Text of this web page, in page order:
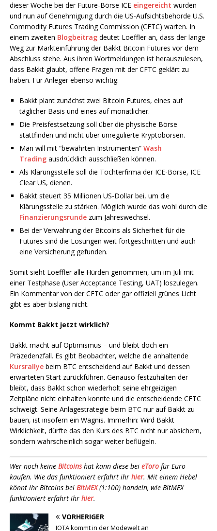
dieser Woche bei der Future-Börse ICE eingereicht wurden
und nun auf Genehmigung durch die US-Aufsichtsbehörde U.S.
Commodity Futures Trading Commission (CFTC) warten. In
einem zweiten Blogbeitrag deutet Loeffler an, dass der lange
Weg zur Markteinführung der Bakkt Bitcoin Futures vor dem
Abschluss stehe. Aus ihren Wortmeldungen ist herauszulesen,
dass Bakkt glaubt, offene Fragen mit der CFTC geklärt zu
haben. Für Anleger ebenso wichtig:
Bakkt plant zunächst zwei Bitcoin Futures, eines auf
täglicher Basis und eines auf monatlicher.
Die Preisfestsetzung soll über die physische Börse
stattfinden und nicht über unregulierte Kryptobörsen.
Man will mit “bewährten Instrumenten” Wash
Trading ausdrücklich ausschließen können.
Als Klärungsstelle soll die Tochterfirma der ICE-Börse, ICE
Clear US, dienen.
Bakkt steuert 35 Millionen US-Dollar bei, um die
Klärungsstelle zu stärken. Möglich wurde das wohl durch die
Finanzierungsrunde zum Jahreswechsel.
Bei der Verwahrung der Bitcoins als Sicherheit für die
Futures sind die Lösungen weit fortgeschritten und auch
eine Versicherung gefunden.
Somit sieht Loeffler alle Hürden genommen, um im Juli mit
einer Testphase (User Acceptance Testing, UAT) loszulegen.
Ein Kommentar von der CFTC oder gar offiziell grünes Licht
gibt es aber bislang nicht.
Kommt Bakkt jetzt wirklich?
Bakkt macht auf Optimismus – und bleibt doch ein
Präzedenzfall. Es gibt Beobachter, welche die anhaltende
Kursrallye beim BTC entscheidend auf Bakkt und dessen
erwarteten Start zurückführen. Genauso festzuhalten der
bleibt, dass Bakkt schon wiederholt seine ehrgeizigen
Zeitpläne nicht einhalten konnte und die entscheidende CFTC
schweigt. Seine Anlagestrategie beim BTC nur auf Bakkt zu
bauen, ist insofern ein Wagnis. Immerhin: Wird Bakkt
Wirklichkeit, dürfte das den Kurs des BTC nicht nur absichern,
sondern wahrscheinlich sogar weiter beflügeln.
Wer noch keine Bitcoinshat kann diese bei eToro für Euro
kaufen. Wie das funktioniert erfahrt ihr hier. Mit einem Hebel
könnt ihr Bitcoins bei BitMEX(1:100) handeln, wie BitMEX
funktioniert erfahrt ihr hier.
VORHERIGER
IOTA kommt in der Modewelt an